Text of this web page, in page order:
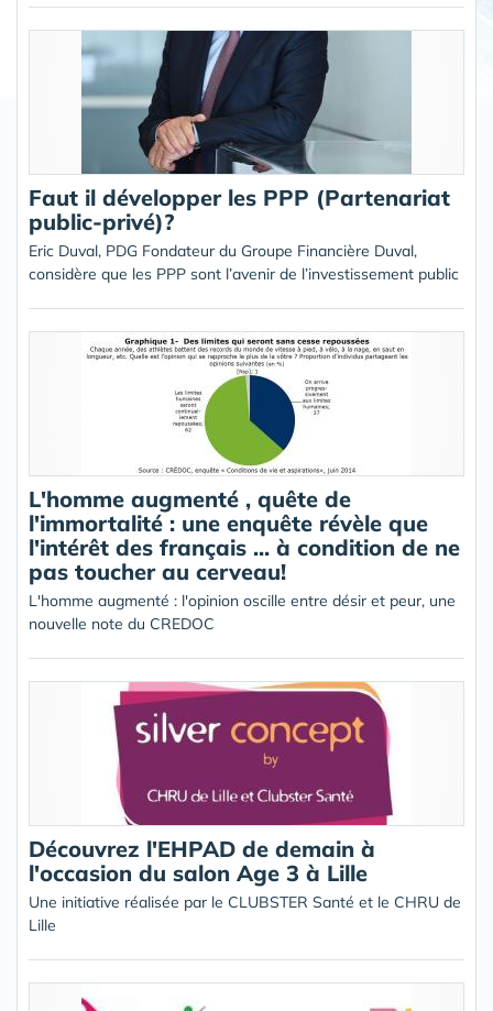
Faut il développer les PPP (Partenariat
public-privé)?
Eric Duval, PDG Fondateur du Groupe Financière Duval,
considère que les PPP sont l’avenir de l’investissement public
L'homme augmenté , quête de
l'immortalité : une enquête révèle que
l'intérêt des français ... à condition de ne
pas toucher au cerveau!
L'homme augmenté : l'opinion oscille entre désir et peur, une
nouvelle note du CREDOC
Découvrez l'EHPAD de demain à
l'occasion du salon Age 3 à Lille
Une initiative réalisée par le CLUBSTER Santé et le CHRU de
Lille